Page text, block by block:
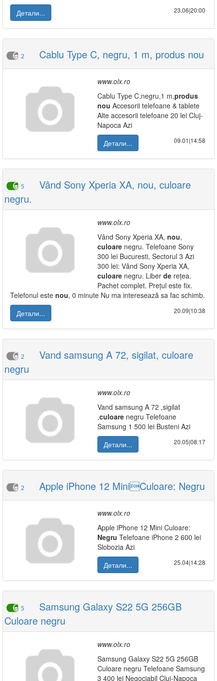
Детали...
23.06|20:00
2 Cablu Type C, negru, 1 m, produs nou
www.olx.ro
Cablu Type C,negru,1 m,produs
nou Accesorii telefoane & tablete
Alte accesorii telefoane 20 lei Cluj-
Napoca Azi
Детали...
09.01|14:58
5
Vând Sony Xperia XA, nou, culoare
negru.
www.olx.ro
Vând Sony Xperia XA, nou,
culoare negru. Telefoane Sony
300 lei Bucuresti, Sectorul 3 Azi
300 lei: Vând Sony Xperia XA,
culoare negru. Liber de rețea.
Pachet complet. Prețul este fix.
Telefonul este nou, 0 minute Nu ma interesează sa fac schimb.
Детали...
20.09|10:38
2
Vand samsung A 72, sigilat, culoare
negru
www.olx.ro
Vand samsung A 72 ,sigilat
,culoare negru Telefoane
Samsung 1 500 lei Busteni Azi
Детали...
20.05|08:17
2 Apple iPhone 12 MiniCuloare: Negru
www.olx.ro
Apple iPhone 12 Mini Culoare:
Negru Telefoane iPhone 2 600 lei
Slobozia Azi
Детали...
25.04|14:28
5
Samsung Galaxy S22 5G 256GB
Culoare negru
www.olx.ro
Samsung Galaxy S22 5G 256GB
Culoare negru Telefoane Samsung
3 400 lei Negociabil Cluj-Napoca